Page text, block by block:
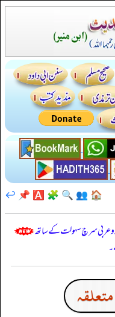
🏠
👥
🔍
🧩
🅰️
📌
↩️
عربی سرچ سہولت کے ساتھ